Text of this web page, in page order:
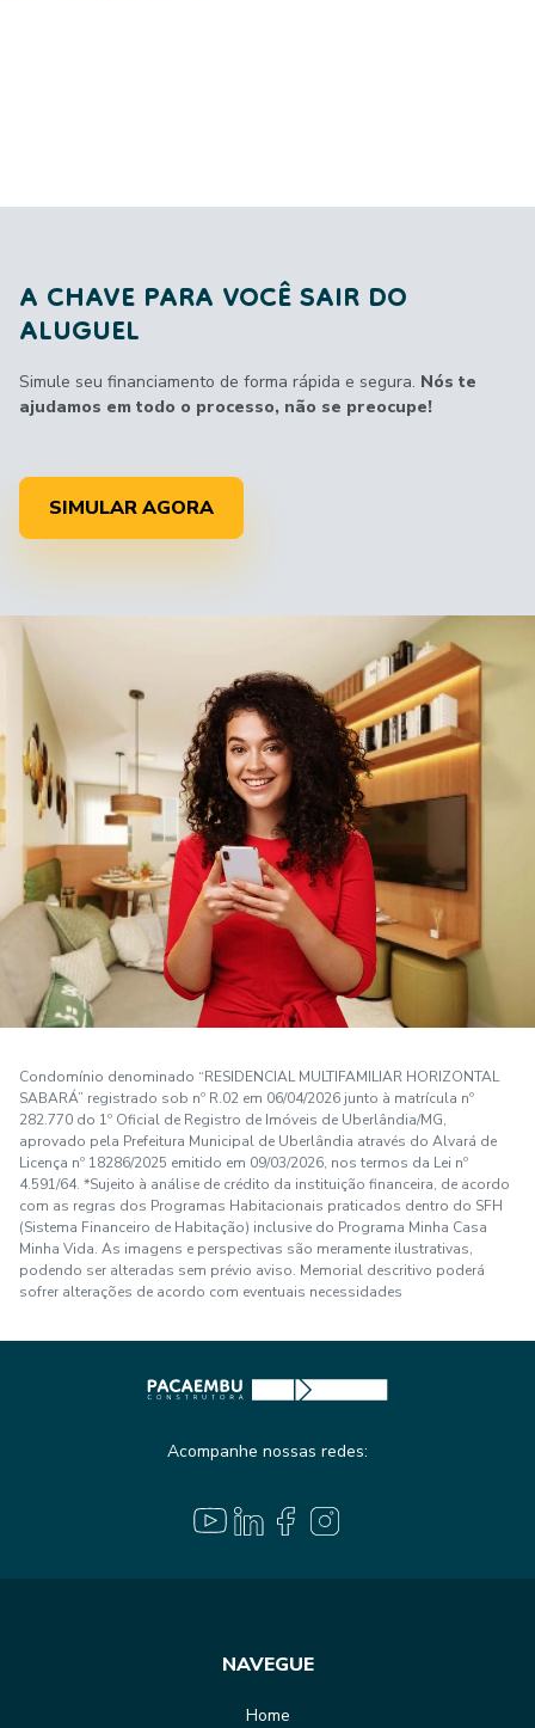
A CHAVE PARA VOCÊ SAIR DO
ALUGUEL
Simule seu financiamento de forma rápida e segura. Nós te
ajudamos em todo o processo, não se preocupe!
SIMULAR AGORA
Condomínio denominado “RESIDENCIAL MULTIFAMILIAR HORIZONTAL
SABARÁ” registrado sob nº R.02 em 06/04/2026 junto à matrícula nº
282.770 do 1º Oficial de Registro de Imóveis de Uberlândia/MG,
aprovado pela Prefeitura Municipal de Uberlândia através do Alvará de
Licença nº 18286/2025 emitido em 09/03/2026, nos termos da Lei nº
4.591/64. *Sujeito à análise de crédito da instituição financeira, de acordo
com as regras dos Programas Habitacionais praticados dentro do SFH
(Sistema Financeiro de Habitação) inclusive do Programa Minha Casa
Minha Vida. As imagens e perspectivas são meramente ilustrativas,
podendo ser alteradas sem prévio aviso. Memorial descritivo poderá
sofrer alterações de acordo com eventuais necessidades
Acompanhe nossas redes:
NAVEGUE
Home